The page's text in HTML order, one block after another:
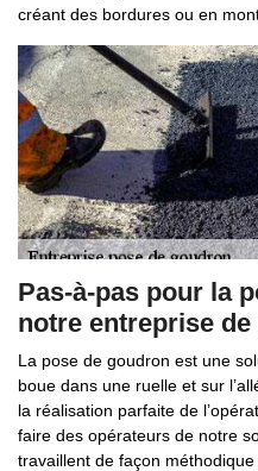
créant des bordures ou en
Pas-à-pas pour la
notre entreprise
La pose de goudron est une
boue dans une ruelle et sur
la réalisation parfaite de
faire des opérateurs de notre
travaillent de façon